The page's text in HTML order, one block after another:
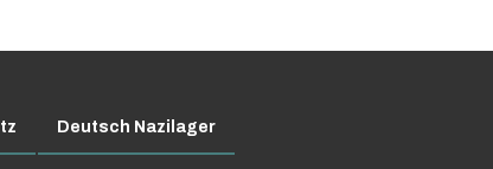
Deutsch Nazilager